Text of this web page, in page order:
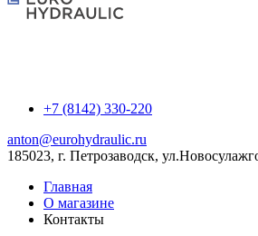
+7 (8142) 330-220
anton@eurohydraulic.ru
185023, г. Петрозаводск,
Главная
О магазине
Контакты